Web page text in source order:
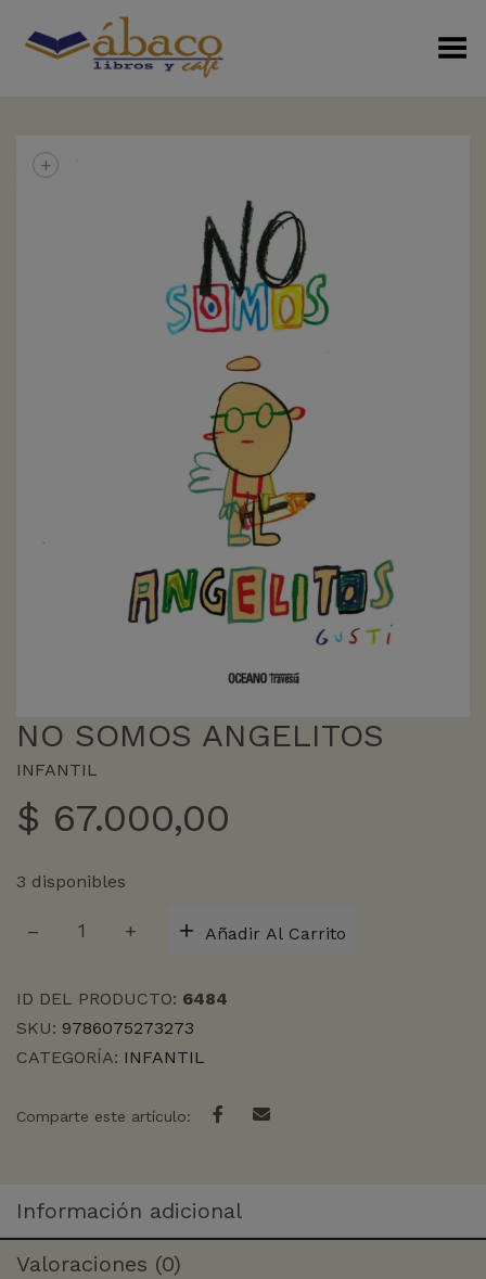
Menú Alterno
+
NO SOMOS ANGELITOS
INFANTIL
$ 67.000,00
3 disponibles
Añadir Al Carrito
ID DEL PRODUCTO: 6484
SKU: 9786075273273
CATEGORÍA: INFANTIL
Comparte este artículo:
Información adicional
Valoraciones (0)